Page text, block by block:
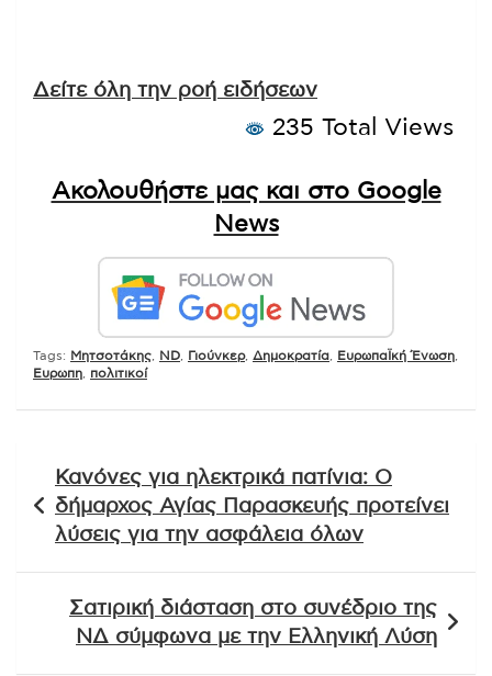
Δείτε όλη την ροή ειδήσεων
235 Total Views
Ακολουθήστε μας και στο Google
News
Tags: Mητσοτάκης ND Γιούνκερ, Δημοκρατία ΕυρωπαΪκή Ένωση
Ευρωπη
πολιτικοί
άρθρων
Κανόνες για ηλεκτρικά πατίνια: Ο
δήμαρχος Αγίας Παρασκευής προτείνει
λύσεις για την ασφάλεια όλων
Σατιρική διάσταση στο συνέδριο της
ΝΔ σύμφωνα με την Ελληνική Λύση